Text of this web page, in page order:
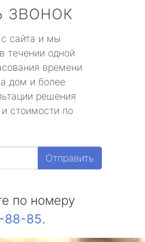
звонок
сайта и мы
течении одной
времени
дом и более
решения
стоимости по
Отправить
по номеру
88-85.